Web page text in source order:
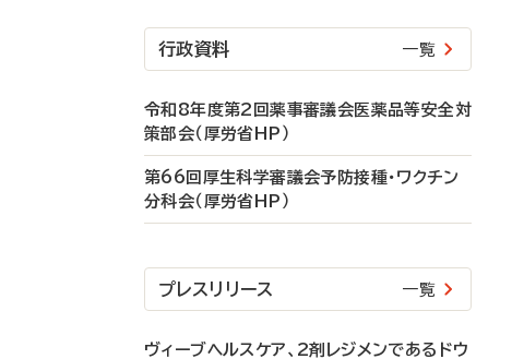
行政資料 一覧
令和8年度第2回薬事審議会医薬品等安全対
策部会（厚労省HP）
第66回厚生科学審議会予防接種・ワクチン
分科会（厚労省HP）
プレスリリース 一覧
ヴィーブヘルスケア、2剤レジメンであるドウ